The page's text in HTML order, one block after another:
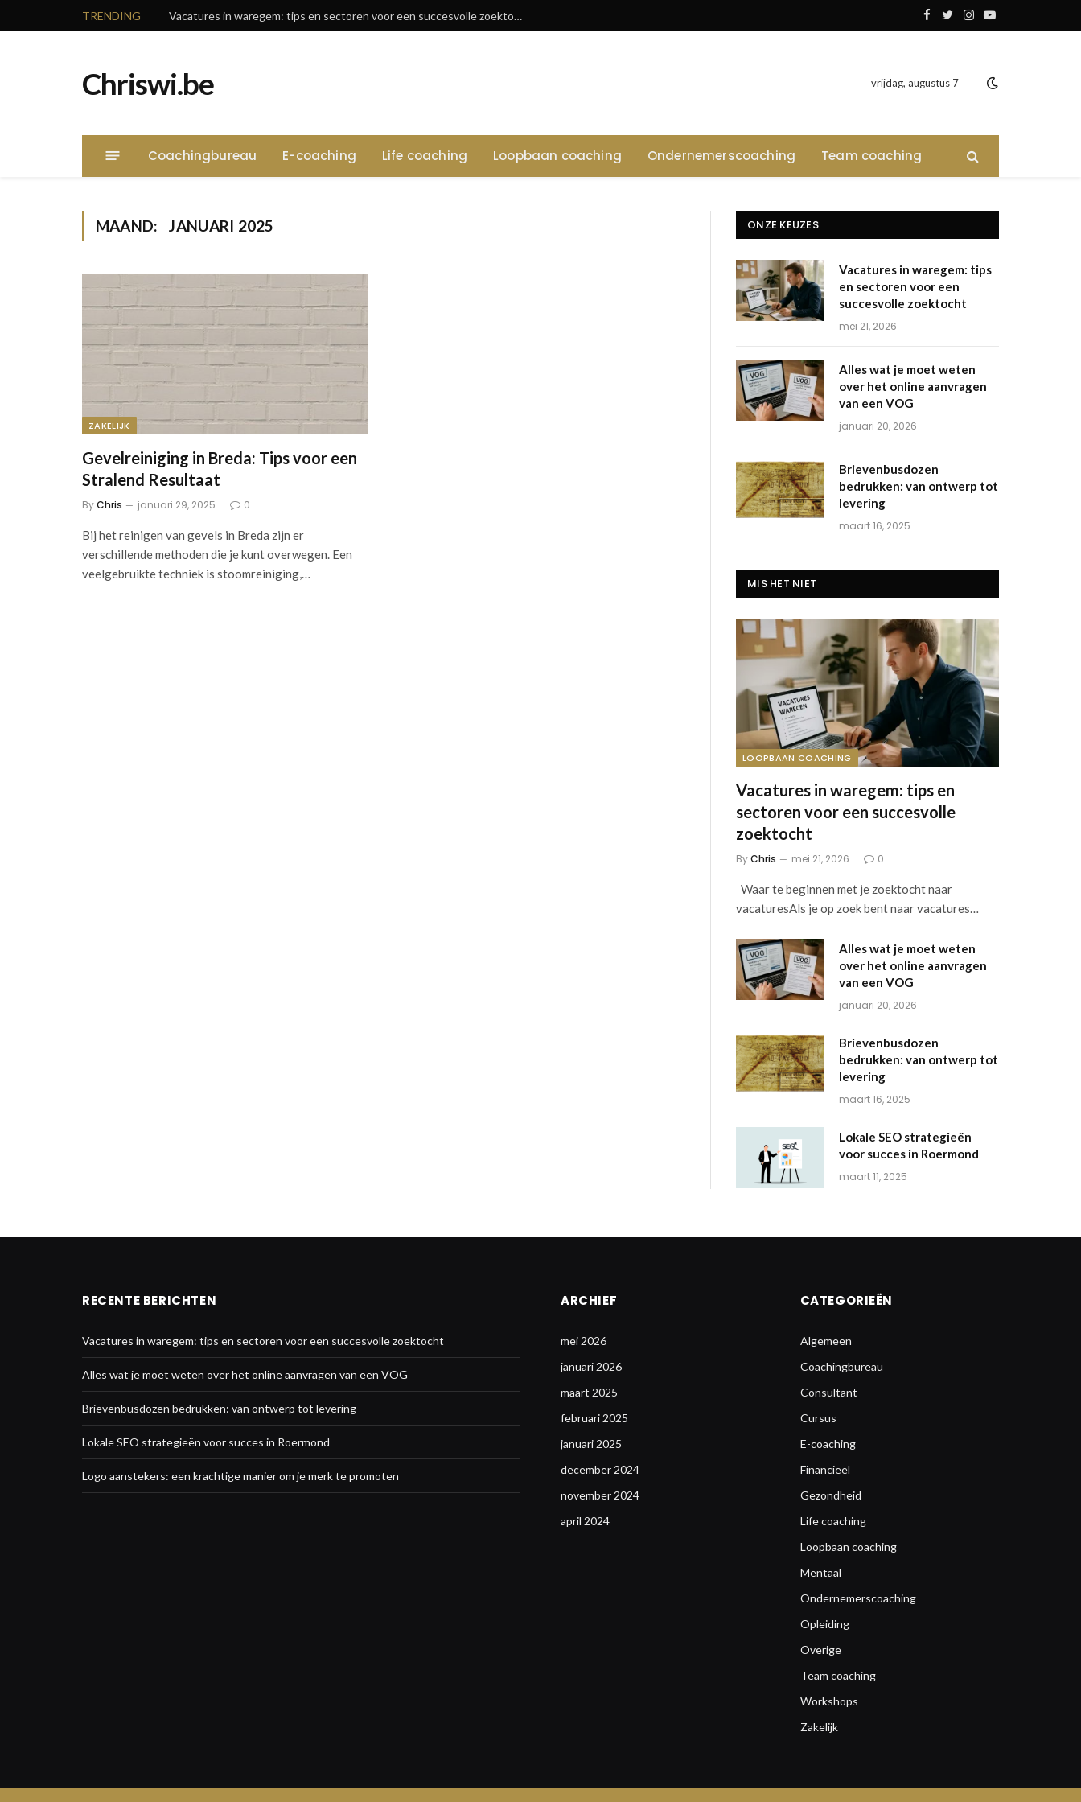
TRENDING Vacatures in waregem: tips en sectoren voor een succesvolle zoektocht
Facebook
TwitterInstagram
YouTube
Chriswi.be vrijdag, augustus 7
Coachingbureau E-coaching Life coaching Loopbaan coaching Ondernemerscoaching Team coaching
MAAND: JANUARI 2025
ZAKELIJK
Gevelreiniging in Breda: Tips voor een
Stralend Resultaat
ByChris januari 29, 2025 0
Bij het reinigen van gevels in Breda zijn er
verschillende methoden die je kunt overwegen. Een
veelgebruikte techniek is stoomreiniging,…
ONZE KEUZES
Vacatures in waregem: tips
en sectoren voor een
succesvolle zoektocht
mei 21, 2026
Alles wat je moet weten
over het online aanvragen
van een VOG
januari 20, 2026
Brievenbusdozen
bedrukken: van ontwerp tot
levering
maart 16, 2025
MIS HET NIET
LOOPBAAN COACHING
Vacatures in waregem: tips en
sectoren voor een succesvolle
zoektocht
ByChris mei 21, 2026 0
Waar te beginnen met je zoektocht naar
vacaturesAls je op zoek bent naar vacatures…
Alles wat je moet weten
over het online aanvragen
van een VOG
januari 20, 2026
Brievenbusdozen
bedrukken: van ontwerp tot
levering
maart 16, 2025
Lokale SEO strategieën
voor succes in Roermond
maart 11, 2025
RECENTE BERICHTEN
Vacatures in waregem: tips en sectoren voor een succesvolle zoektocht
Alles wat je moet weten over het online aanvragen van een VOG
Brievenbusdozen bedrukken: van ontwerp tot levering
Lokale SEO strategieën voor succes in Roermond
Logo aanstekers: een krachtige manier om je merk te promoten
ARCHIEF
mei 2026
januari 2026
maart 2025
februari 2025
januari 2025
december 2024
november 2024
april 2024
CATEGORIEËN
Algemeen
Coachingbureau
Consultant
Cursus
E-coaching
Financieel
Gezondheid
Life coaching
Loopbaan coaching
Mentaal
Ondernemerscoaching
Opleiding
Overige
Team coaching
Workshops
Zakelijk